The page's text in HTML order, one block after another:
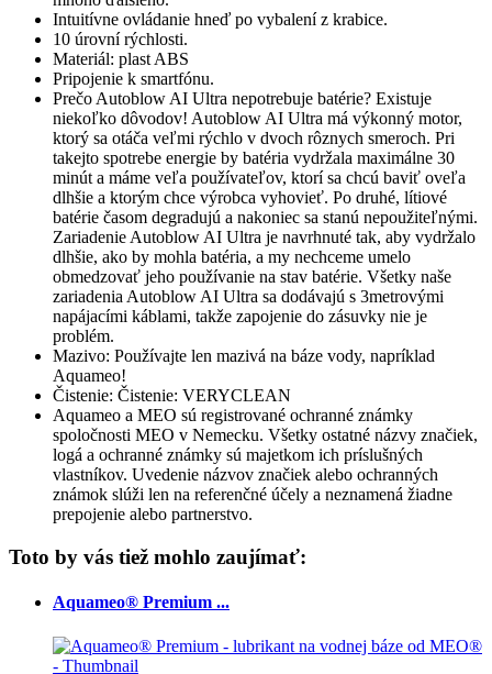
Intuitívne ovládanie hneď po vybalení z krabice.
10 úrovní rýchlosti.
Materiál: plast ABS
Pripojenie k smartfónu.
Prečo Autoblow AI Ultra nepotrebuje batérie? Existuje
niekoľko dôvodov! Autoblow AI Ultra má výkonný motor,
ktorý sa otáča veľmi rýchlo v dvoch rôznych smeroch. Pri
takejto spotrebe energie by batéria vydržala maximálne 30
minút a máme veľa používateľov, ktorí sa chcú baviť oveľa
dlhšie a ktorým chce výrobca vyhovieť. Po druhé, lítiové
batérie časom degradujú a nakoniec sa stanú nepoužiteľnými.
Zariadenie Autoblow AI Ultra je navrhnuté tak, aby vydržalo
dlhšie, ako by mohla batéria, a my nechceme umelo
obmedzovať jeho používanie na stav batérie. Všetky naše
zariadenia Autoblow AI Ultra sa dodávajú s 3metrovými
napájacími káblami, takže zapojenie do zásuvky nie je
problém.
Mazivo: Používajte len mazivá na báze vody, napríklad
Aquameo!
Čistenie: Čistenie: VERYCLEAN
Aquameo a MEO sú registrované ochranné známky
spoločnosti MEO v Nemecku. Všetky ostatné názvy značiek,
logá a ochranné známky sú majetkom ich príslušných
vlastníkov. Uvedenie názvov značiek alebo ochranných
známok slúži len na referenčné účely a neznamená žiadne
prepojenie alebo partnerstvo.
Toto by vás tiež mohlo zaujímať:
Aquameo® Premium ...